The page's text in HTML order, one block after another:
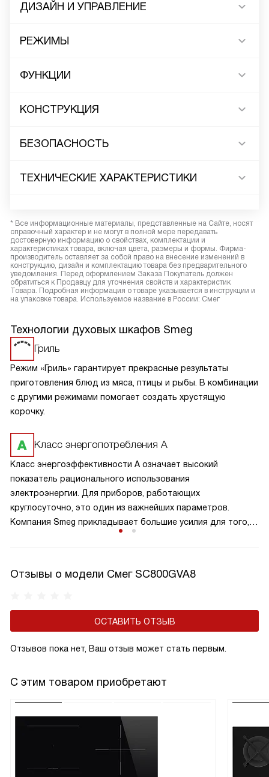
ДИЗАЙН И УПРАВЛЕНИЕ
РЕЖИМЫ
ФУНКЦИИ
КОНСТРУКЦИЯ
БЕЗОПАСНОСТЬ
ТЕХНИЧЕСКИЕ ХАРАКТЕРИСТИКИ
* Все информационные материалы, представленные на Сайте, носят
справочный характер и не могут в полной мере передавать
достоверную информацию о свойствах, комплектации и
характеристиках товара, включая цвета, размеры и формы. Фирма-
производитель оставляет за собой право на внесение изменений в
конструкцию, дизайн и комплектацию товара без предварительного
уведомления. Перед оформлением Заказа Покупатель должен
обратиться к Продавцу для уточнения свойств и характеристик
Товара. Подробная информация о товаре указывается в инструкции и
на упаковке товара. Используемое название в России: Смег
Технологии духовых шкафов Smeg
Гриль
Режим «Гриль» гарантирует прекрасные результаты
приготовления блюд из мяса, птицы и рыбы. В комбинации
с другими режимами помогает создать хрустящую
корочку.
Класс энергопотребления А
Класс энергоэффективности А означает высокий
показатель рационального использования
электроэнергии. Для приборов, работающих
круглосуточно, это один из важнейших параметров.
Компания Smeg прикладывает большие усилия для того,
Отзывы о модели Смег SC800GVA8
ОСТАВИТЬ ОТЗЫВ
Отзывов пока нет, Ваш отзыв может стать первым.
С этим товаром приобретают